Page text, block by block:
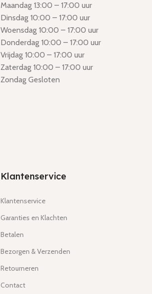
Maandag 13:00 – 17:00 uur
Dinsdag 10:00 – 17:00 uur
Woensdag 10:00 – 17:00 uur
Donderdag 10:00 – 17:00 uur
Vrijdag 10:00 – 17:00 uur
Zaterdag 10:00 – 17:00 uur
Zondag Gesloten
Klantenservice
Klantenservice
Garanties en Klachten
Betalen
Bezorgen & Verzenden
Retourneren
Contact